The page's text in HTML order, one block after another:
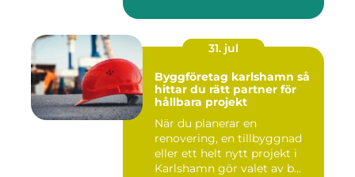
31. jul
Byggföretag karlshamn så
hittar du rätt partner för
hållbara projekt
När du planerar en
renovering, en tillbyggnad
eller ett helt nytt projekt i
Karlshamn gör valet av b...